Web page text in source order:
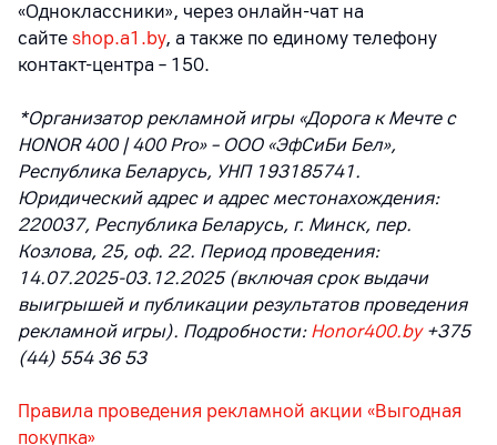
«Одноклассники», через онлайн-чат на
сайте shop.a1.by, а также по единому телефону
контакт-центра – 150.
*Организатор рекламной игры «Дорога к Мечте с
HONOR 400 | 400 Pro» – ООО «ЭфСиБи Бел»,
Республика Беларусь, УНП 193185741.
Юридический адрес и адрес местонахождения:
220037, Республика Беларусь, г. Минск, пер.
Козлова, 25, оф. 22. Период проведения:
14.07.2025-03.12.2025 (включая срок выдачи
выигрышей и публикации результатов проведения
рекламной игры). Подробности: Honor400.by+375
(44) 554 36 53
Правила проведения рекламной акции «Выгодная
покупка»